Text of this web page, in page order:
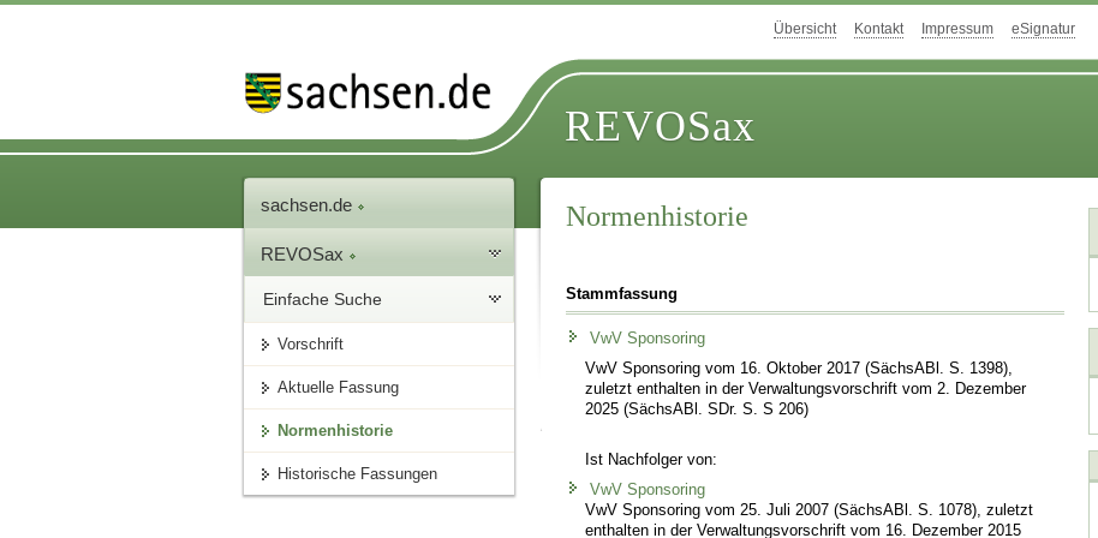
Übersicht Kontakt Impressum eSignatur
REVOSax
sachsen.de
REVOSax
Einfache Suche
Vorschrift
Aktuelle Fassung
Normenhistorie
Historische Fassungen
Normenhistorie
Stammfassung
VwV Sponsoring
VwV Sponsoring vom 16. Oktober 2017 (SächsABl. S. 1398),
zuletzt enthalten in der Verwaltungsvorschrift vom 2. Dezember
2025 (SächsABl. SDr. S. S 206)
Ist Nachfolger von:
VwV Sponsoring
VwV Sponsoring vom 25. Juli 2007 (SächsABl. S. 1078), zuletzt
enthalten in der Verwaltungsvorschrift vom 16. Dezember 2015